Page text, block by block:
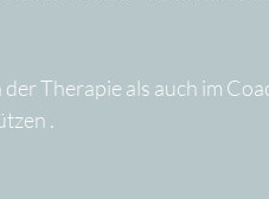
Therapie als auch im
.